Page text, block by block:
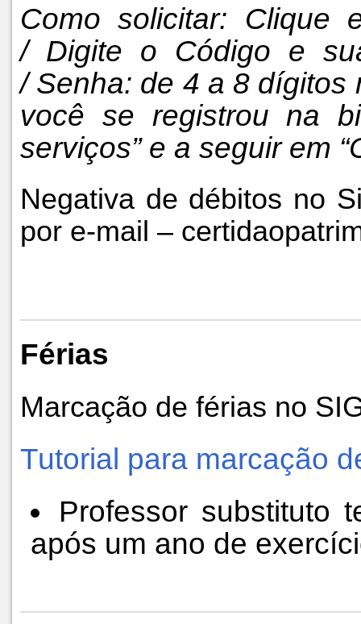
Como solicitar: Clique
/ Digite o Código e
/ Senha: de 4 a 8 dígitos
você se registrou na
serviços” e a seguir em
Negativa de débitos no
por e-mail –
Férias
Marcação de férias no
Tutorial para marcação
Professor substituto
após um ano de